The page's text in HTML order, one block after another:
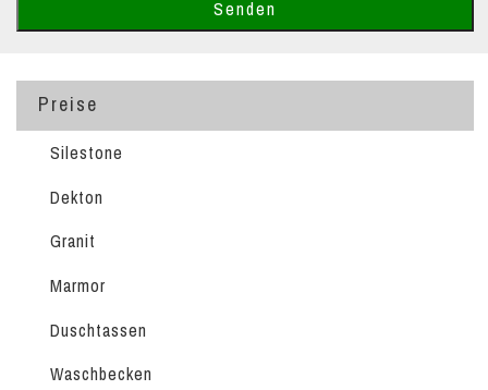
Preise
Silestone
Dekton
Granit
Marmor
Duschtassen
Waschbecken